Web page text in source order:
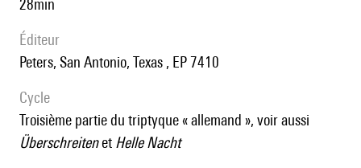
28min
éditeur
Peters, San Antonio, Texas , EP 7410
Cycle
troisième partie du triptyque « allemand », voir aussi
Überschreitenet Helle Nacht